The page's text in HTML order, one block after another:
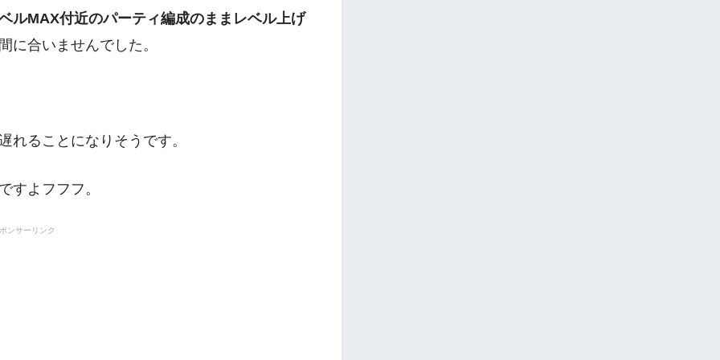
ルMAX付近のパーティ編成のままレベル上げ
に合いませんでした。
れることになりそうです。
すよフフフ。
ンサーリンク